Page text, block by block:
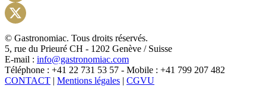
X
© Gastronomiac. Tous droits réservés.
5, rue du Prieuré CH - 1202 Genève / Suisse
E-mail : info@gastronomiac.com
Téléphone : +41 22 731 53 57 - Mobile : +41 799 207 482
CONTACT | Mentions légales | CGVU